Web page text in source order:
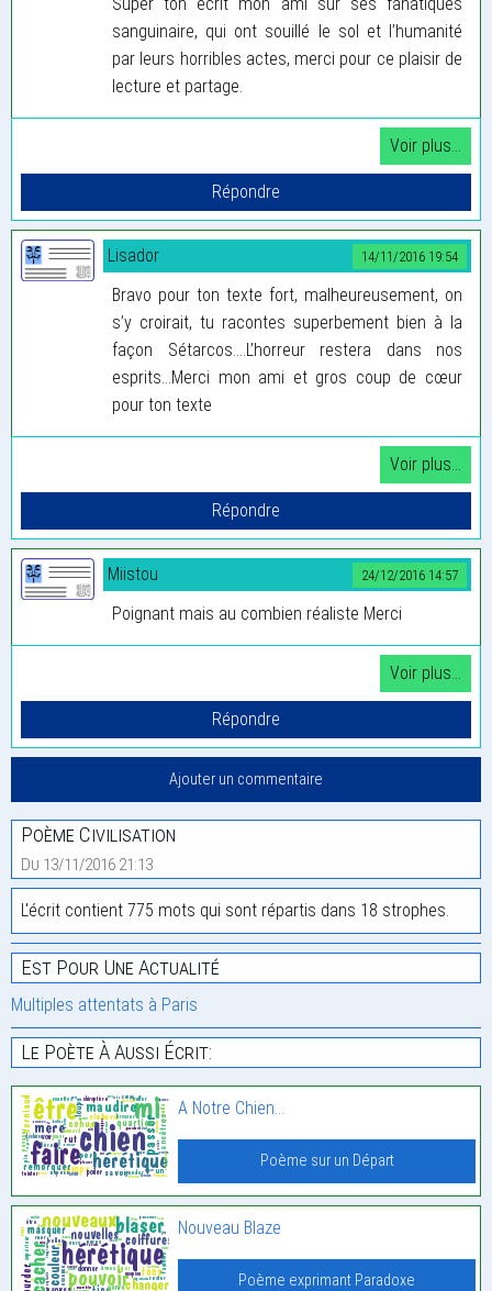
sanguinaire, qui ont souillé le sol et l’humanité
par leurs horribles actes, merci pour ce plaisir de
lecture et partage.
14/11/2016 19:54
Lisador
Bravo pour ton texte fort, malheureusement, on
s’y croirait, tu racontes superbement bien à la
façon Sétarcos....L’horreur restera dans nos
esprits...Merci mon ami et gros coup de cœur
pour ton texte
24/12/2016 14:57
Miistou
Poignant mais au combien réaliste Merci
Poème Civilisation
Du 13/11/2016 21:13
L'écrit contient 775 mots qui sont répartis dans 18 strophes.
Est Pour Une Actualité
Multiples attentats à Paris
Le Poète À Aussi Écrit:
A Notre Chien…
Poème sur un Départ
Nouveau Blaze
Poème exprimant Paradoxe